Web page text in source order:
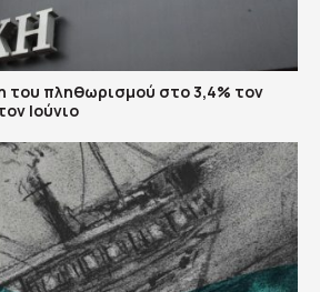
του πληθωρισμού στο 3,4% τον
Ιούνιο